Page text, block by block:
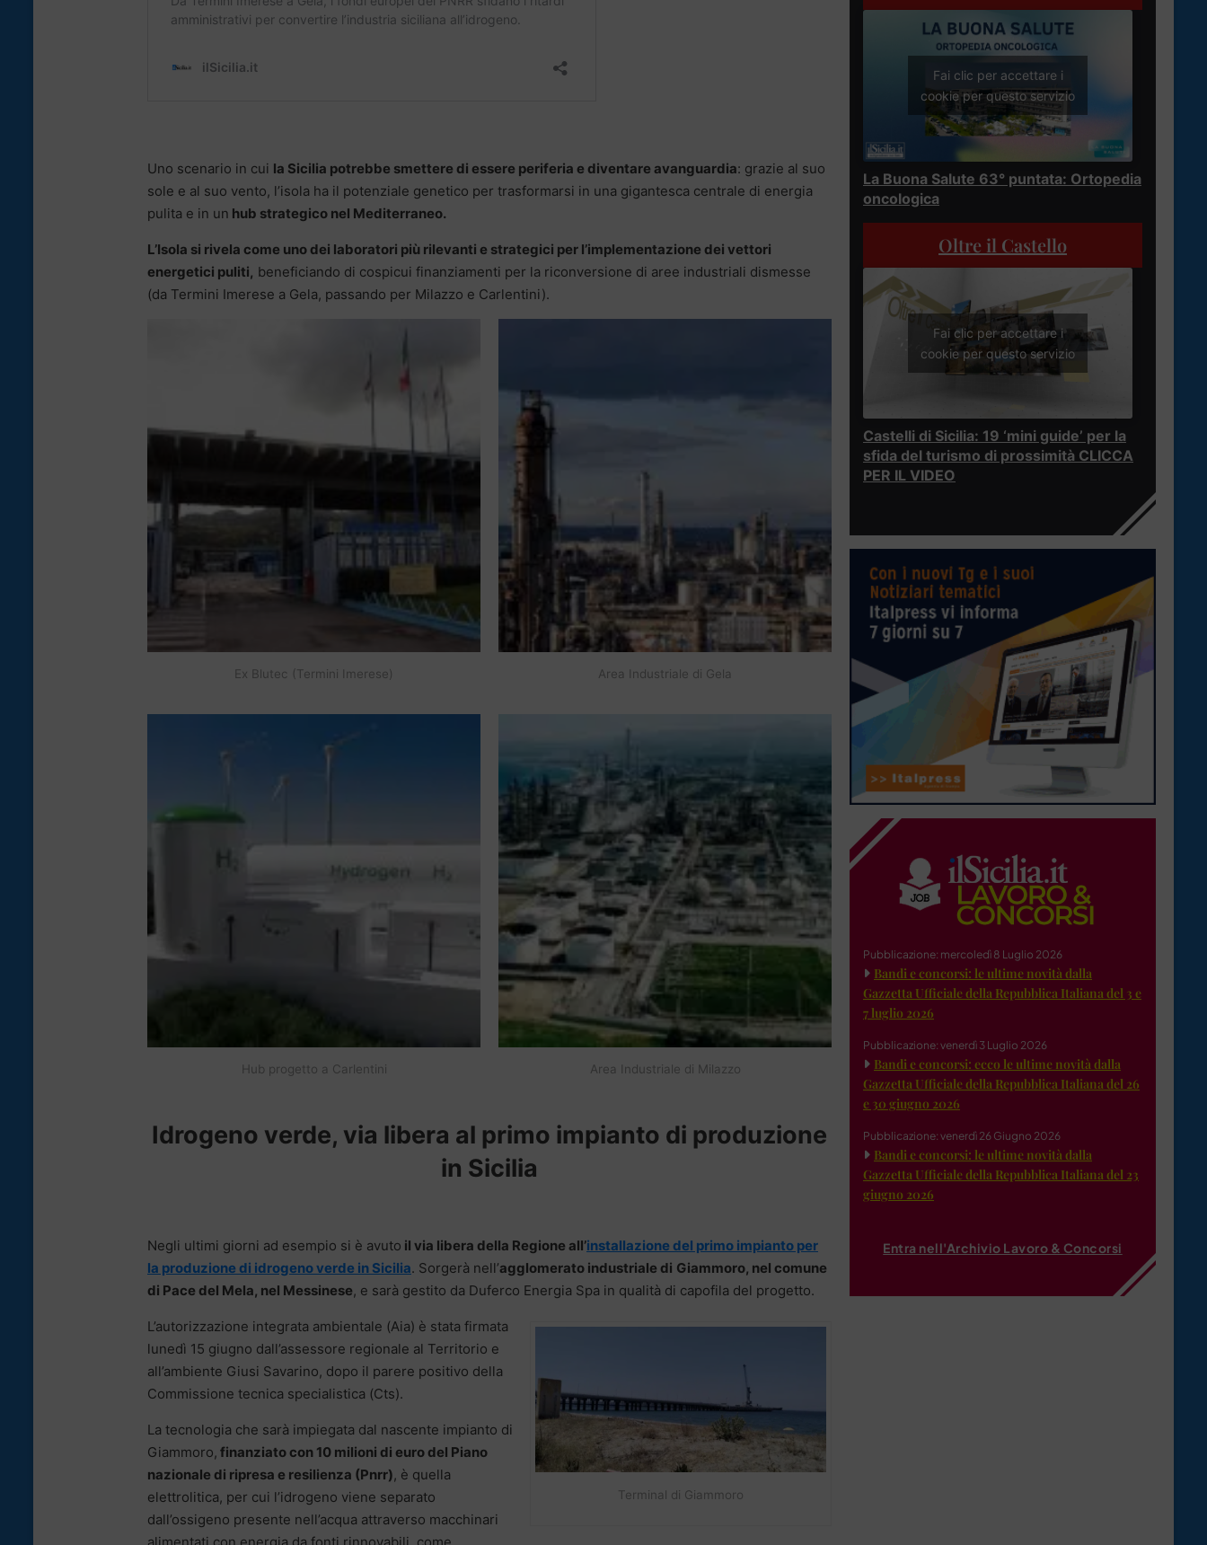
Uno scenario in cui la Sicilia potrebbe smettere di essere periferia e diventare avanguardia: grazie al suo
sole e al suo vento, l’isola ha il potenziale genetico per trasformarsi in una gigantesca centrale di energia
pulita e in un hub strategico nel Mediterraneo.
L’Isola si rivela come uno dei laboratori più rilevanti e strategici per l’implementazione dei vettori
energetici puliti, beneficiando di cospicui finanziamenti per la riconversione di aree industriali dismesse
(da Termini Imerese a Gela, passando per Milazzo e Carlentini).
Ex Blutec (Termini Imerese) Area Industriale di Gela
Hub progetto a Carlentini Area Industriale di Milazzo
Idrogeno verde, via libera al primo impianto di produzione
in Sicilia
Negli ultimi giorni ad esempio si è avuto il via libera della Regione all’installazione del primo impianto per
la produzione di idrogeno verde in Sicilia. Sorgerà nell’agglomerato industriale di Giammoro, nel comune
di Pace del Mela, nel Messinese, e sarà gestito da Duferco Energia Spa in qualità di capofila del progetto.
Terminal di Giammoro
L’autorizzazione integrata ambientale (Aia) è stata firmata
lunedì 15 giugno dall’assessore regionale al Territorio e
all’ambiente Giusi Savarino, dopo il parere positivo della
Commissione tecnica specialistica (Cts).
La tecnologia che sarà impiegata dal nascente impianto di
Giammoro, finanziato con 10 milioni di euro del Piano
nazionale di ripresa e resilienza (Pnrr), è quella
elettrolitica, per cui l’idrogeno viene separato
dall’ossigeno presente nell’acqua attraverso macchinari
Fai clic per accettare i
cookie per questo servizio
La Buona Salute 63° puntata: Ortopedia
oncologica
Oltre il Castello
Fai clic per accettare i
cookie per questo servizio
Castelli di Sicilia: 19 ‘mini guide’ per la
sfida del turismo di prossimità CLICCA
PER IL VIDEO
Pubblicazione: mercoledì 8 Luglio 2026
Bandi e concorsi: le ultime novità dalla
Gazzetta Ufficiale della Repubblica Italiana del 3 e
7 luglio 2026
Pubblicazione: venerdì 3 Luglio 2026
Bandi e concorsi: ecco le ultime novità dalla
Gazzetta Ufficiale della Repubblica Italiana del 26
e 30 giugno 2026
Pubblicazione: venerdì 26 Giugno 2026
Bandi e concorsi: le ultime novità dalla
Gazzetta Ufficiale della Repubblica Italiana del 23
giugno 2026
Entra nell'Archivio Lavoro & Concorsi